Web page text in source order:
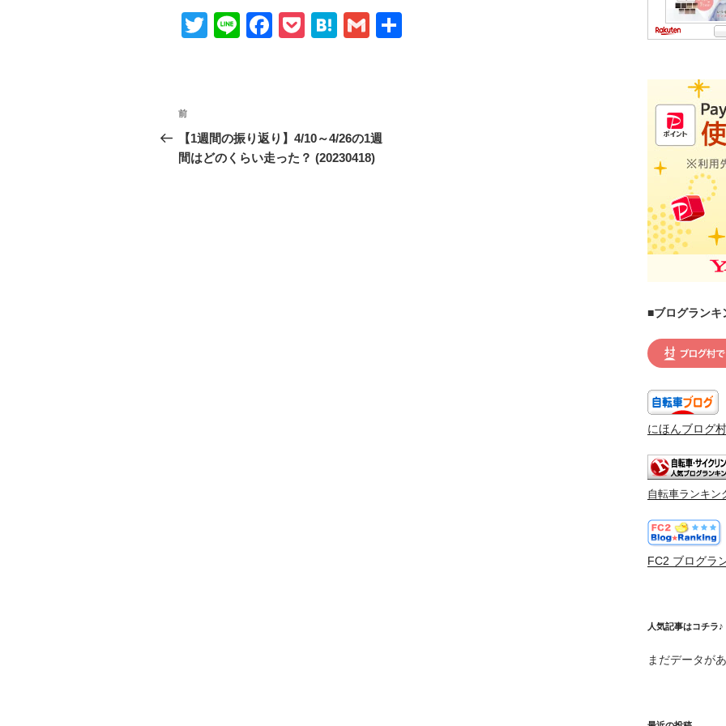
T
Li
F
b
o
P
H
a
G
投
稿
ナ
前
の
投
前
【1週間の振り返り】4/10～4/26の1週
間はどのくらい走った？ (20230418)
■ブログランキ
にほんブログ村
自転車ランキン
FC2 ブログラ
人気記事はコチラ♪
まだデータが